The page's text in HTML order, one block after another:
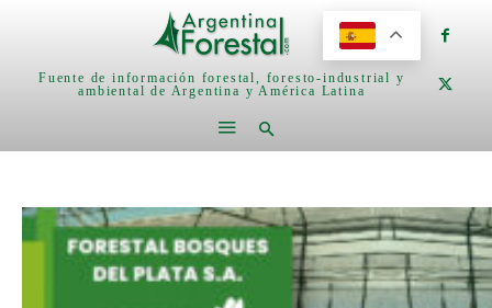
Fuente de información forestal, foresto-industrial y
ambiental de Argentina y América Latina